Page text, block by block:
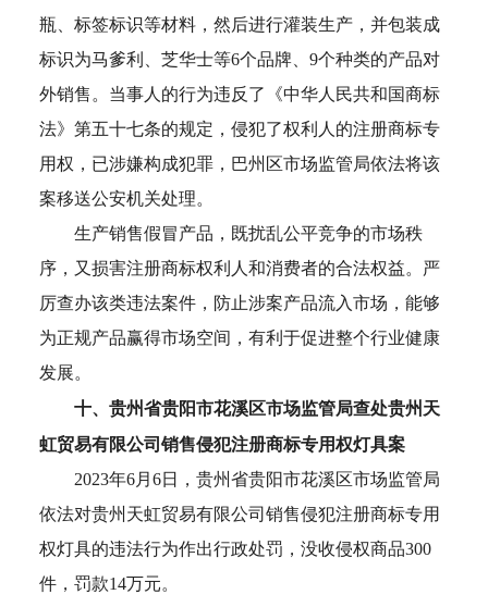
瓶、标签标识等材料，然后进行灌装生产，并包装成
标识为马爹利、芝华士等6个品牌、9个种类的产品对
外销售。当事人的行为违反了《中华人民共和国商标
法》第五十七条的规定，侵犯了权利人的注册商标专
用权，已涉嫌构成犯罪，巴州区市场监管局依法将该
案移送公安机关处理。
生产销售假冒产品，既扰乱公平竞争的市场秩
序，又损害注册商标权利人和消费者的合法权益。严
厉查办该类违法案件，防止涉案产品流入市场，能够
为正规产品赢得市场空间，有利于促进整个行业健康
发展。
十、贵州省贵阳市花溪区市场监管局查处贵州天
虹贸易有限公司销售侵犯注册商标专用权灯具案
2023年6月6日，贵州省贵阳市花溪区市场监管局
依法对贵州天虹贸易有限公司销售侵犯注册商标专用
权灯具的违法行为作出行政处罚，没收侵权商品300
件，罚款14万元。